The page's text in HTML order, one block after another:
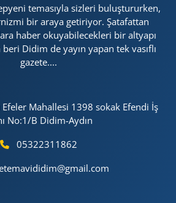
temasıyla sizleri buluştururken,
bir araya getiriyor. Şatafattan
haber okuyabilecekleri bir altyapı
Didim de yayın yapan tek vasıflı
gazete....
Mahallesi 1398 sokak Efendi İş
No:1/B Didim-Aydın
05322311862